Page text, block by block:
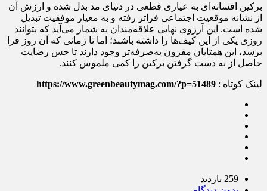
برکین افسانه‌ای به عیاری قطعی در دنیای مد بدل شده و ارزش آن
از نشانه موقعیت اجتماعی فراتر رفته و به معیار موفقیت تبدیل
شده است. این آرزوی نهایی علاقه‌مندان به شمار می‌آید که بتوانند
روزی یکی از این کیف‌ها را داشته باشند؛ اما تا زمانی که آن روز فرا
برسد، این همتایان مقرون به‌صرفه‌تر وجود دارند تا حس رضایت
حاصل از به دست گرفتن برکین را کمی ملموس کنند.
لینک کوتاه : https://www.greenbeautymag.com/?p=51489
259 بازدید